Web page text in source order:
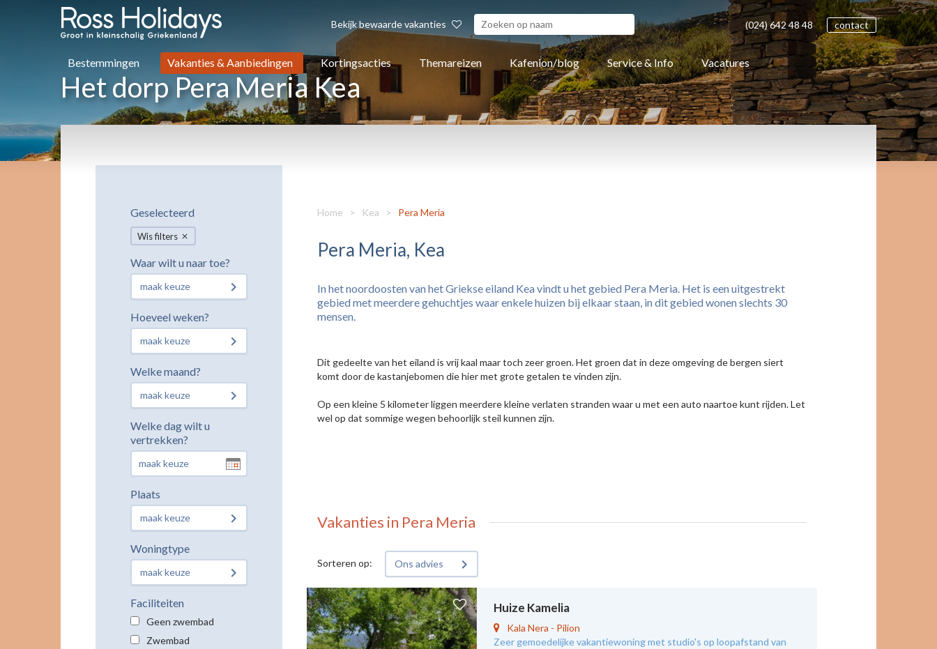
Bekijk bewaarde vakanties (024)642 4848 contact
Bestemmingen Vakanties & Aanbiedingen Kortingsacties Themareizen Kafenion/blog Service & Info Vacatures
Het dorp Pera Meria Kea
Geselecteerd
Wis filters
Waar wilt u naar toe?
maak keuze
Hoeveel weken?
maak keuze
Welke maand?
maak keuze
Welke dag wilt u
vertrekken?
Plaats
maak keuze
Woningtype
maak keuze
Faciliteiten
Geen zwembad
Zwembad
Home > Kea > Pera Meria
Pera Meria, Kea
In het noordoosten van het Griekse eiland Kea vindt u het gebied Pera Meria. Het is een uitgestrekt
gebied met meerdere gehuchtjes waar enkele huizen bij elkaar staan, in dit gebied wonen slechts 30
mensen.
Dit gedeelte van het eiland is vrij kaal maar toch zeer groen. Het groen dat in deze omgeving de bergen siert
komt door de kastanjebomen die hier met grote getalen te vinden zijn.
Op een kleine 5 kilometer liggen meerdere kleine verlaten stranden waar u met een auto naartoe kunt rijden. Let
wel op dat sommige wegen behoorlijk steil kunnen zijn.
Vakanties in Pera Meria
Sorteren op: Ons advies
Huize Kamelia
Kala Nera - Pilion
Zeer gemoedelijke vakantiewoning met studio's op loopafstand van